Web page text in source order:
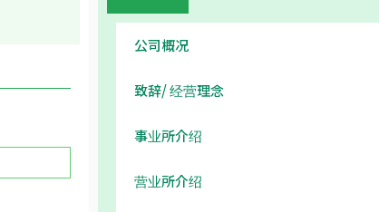
公司概况
致辞/ 经营理念
事业所介绍
营业所介绍